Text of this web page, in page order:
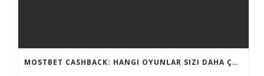
MOSTBET CASHBACK: HANGI OYUNLAR SIZI DAHA ÇOX QAZANA BILƏR?